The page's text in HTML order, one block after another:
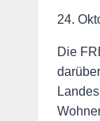
24.
Die